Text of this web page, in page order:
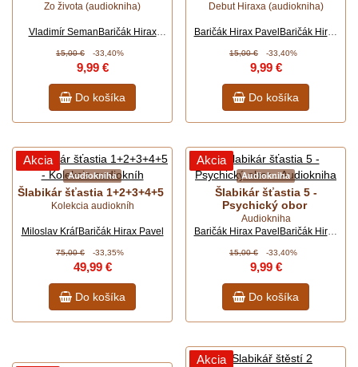
Zo života (audiokniha)
Vladimír Seman Baričák Hirax
15,00 € -33,40%
9,99 €
Do košíka
Debut Hiraxa (audiokniha)
Baričák Hirax Pavel Baričák Hirax
15,00 € -33,40%
9,99 €
Do košíka
Akcia
Audiokniha
Šlabikár šťastia 1+2+3+4+5
Kolekcia audiokníh
Miloslav KráľBaričák Hirax Pavel
75,00 € -33,35%
49,99 €
Do košíka
Akcia
Audiokniha
Šlabikár šťastia 5 -
Psychický obor
Audiokniha
Baričák Hirax Pavel Baričák Hirax
15,00 € -33,40%
9,99 €
Do košíka
Akcia